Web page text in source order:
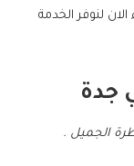
لنوفر الخدمة
جدة
الجميل .